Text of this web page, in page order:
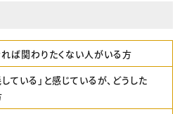
ば関わりたくない人がいる方
ている」と感じているが、どうした